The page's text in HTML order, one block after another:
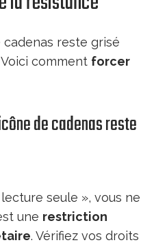
reste grisé
comment forcer
de cadenas reste
seule », vous ne
une restriction
. Vérifiez vos droits